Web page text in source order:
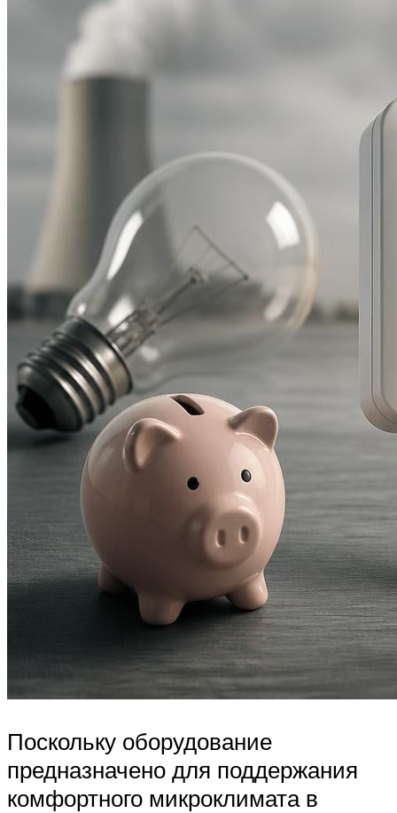
Поскольку оборудование
предназначено для поддержания
комфортного микроклимата в